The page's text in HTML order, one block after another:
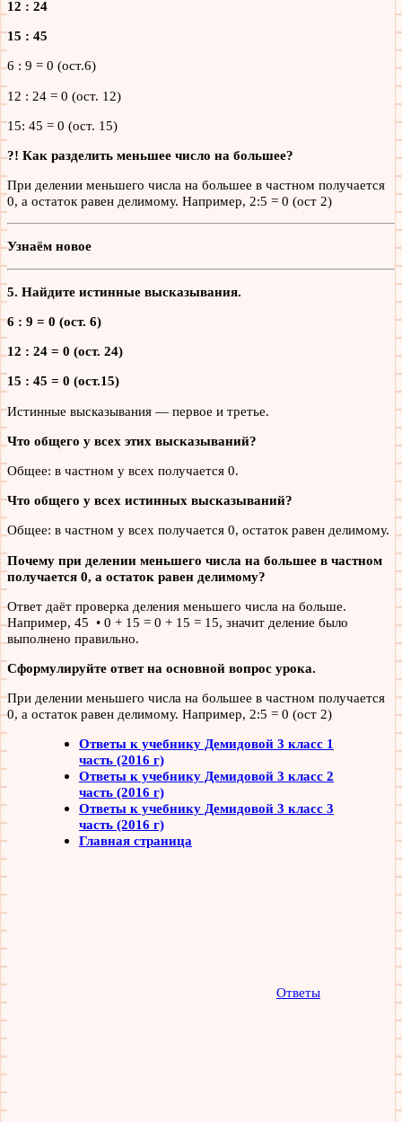
12 : 24
15 : 45
6 : 9 = 0 (ост.6)
12 : 24 = 0 (ост. 12)
15: 45 = 0 (ост. 15)
?! Как разделить меньшее число на большее?
При делении меньшего числа на большее в частном получается
0, а остаток равен делимому. Например, 2:5 = 0 (ост 2)
Узнаём новое
5. Найдите истинные высказывания.
6 : 9 = 0 (ост. 6)
12 : 24 = 0 (ост. 24)
15 : 45 = 0 (ост.15)
Истинные высказывания — первое и третье.
Что общего у всех этих высказываний?
Общее: в частном у всех получается 0.
Что общего у всех истинных высказываний?
Общее: в частном у всех получается 0, остаток равен делимому.
Почему при делении меньшего числа на большее в частном
получается 0, а остаток равен делимому?
Ответ даёт проверка деления меньшего числа на больше.
Например, 45 • 0 + 15 = 0 + 15 = 15, значит деление было
выполнено правильно.
Сформулируйте ответ на основной вопрос урока.
При делении меньшего числа на большее в частном получается
0, а остаток равен делимому. Например, 2:5 = 0 (ост 2)
Ответы к учебнику Демидовой 3 класс 1
часть (2016 г)
Ответы к учебнику Демидовой 3 класс 2
часть (2016 г)
Ответы к учебнику Демидовой 3 класс 3
часть (2016 г)
Главная страница
Ответы